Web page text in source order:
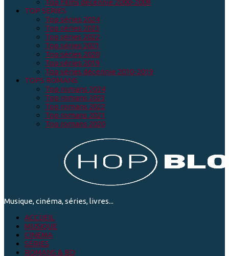
Top Films décennie 2000-2009
TOP SERIES
Top séries 2024
Top séries 2023
Top séries 2022
Top séries 2021
Top séries 2020
Top séries 2019
Top séries décennie 2010-2019
TOPS ROMANS
Top romans 2024
Top romans 2023
Top romans 2022
Top romans 2021
Top romans 2020
Musique, cinéma, séries, livres...
ACCUEIL
MUSIQUE
CINEMA
SÉRIES
ROMANS & BD